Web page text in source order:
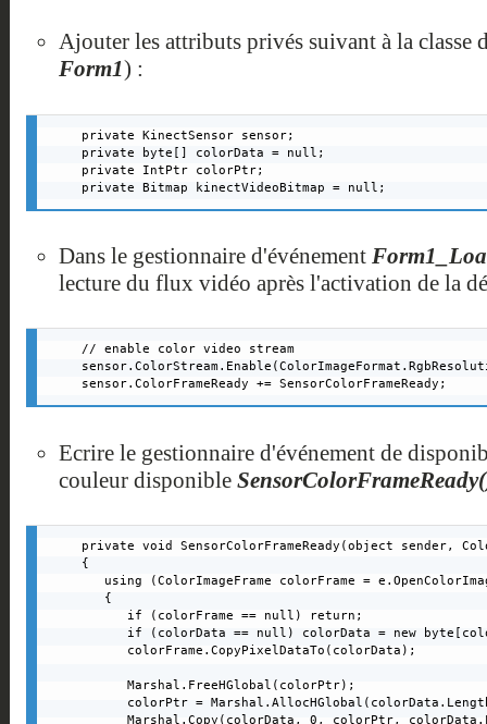
Ajouter les attributs privés suivant à la classe
Form1) :
private KinectSensor sensor;
private byte[] colorData = null;
private IntPtr colorPtr;
private Bitmap kinectVideoBitmap = null;
Dans le gestionnaire d'événement
lecture du flux vidéo après l'activation de la
// enable color video stream
sensor.ColorFrameReady += SensorColorFrameReady;
Ecrire le gestionnaire d'événement de
couleur disponible
private void SensorColorFrameReady(object sender,
{
using (ColorImageFrame colorFrame =
   {
      if (colorFrame == null) return;
if (colorData == null) colorData = new
      colorFrame.CopyPixelDataTo(colorData);
      Marshal.FreeHGlobal(colorPtr);
colorPtr =
Marshal.Copy(colorData, 0, colorPtr,